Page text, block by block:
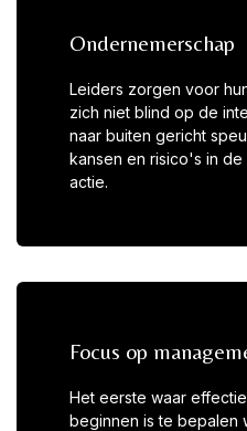
Ondernemerschap
Leiders zorgen voor
zich niet blind op de
naar buiten gericht
kansen en risico's in de
actie.
Focus op
Het eerste waar
beginnen is te bepalen